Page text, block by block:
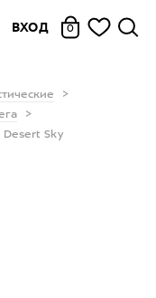
ВХОД 0
Desert Sky